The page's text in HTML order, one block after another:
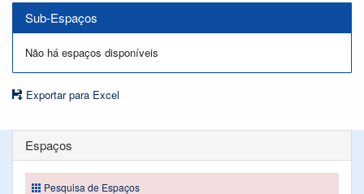
Sub-Espaços
Não há espaços disponíveis
Exportar para Excel
Espaços
Pesquisa de Espaços